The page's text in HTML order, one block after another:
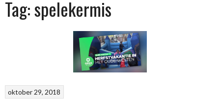
Tag: spelekermis
oktober 29, 2018